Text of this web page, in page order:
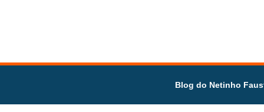
Blog do Netinho